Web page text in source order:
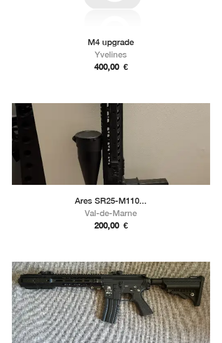
M4 upgrade
Yvelines
400,00 €
Ares SR25-M110...
Val-de-Marne
200,00 €